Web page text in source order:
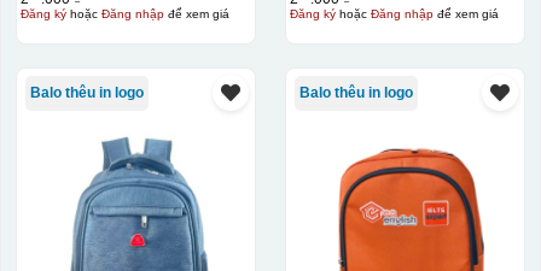
Đăng kýhoặc Đăng nhậpđể xem giá Đăng kýhoặc Đăng nhậpđể xem giá
Balo thêu in logo Balo thêu in logo